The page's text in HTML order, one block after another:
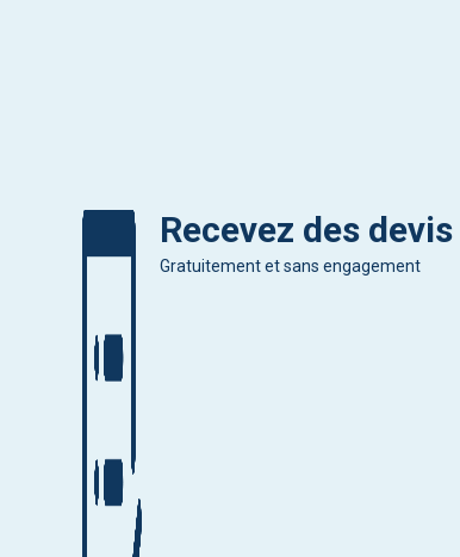
Recevez des devis
Gratuitement et sans engagement